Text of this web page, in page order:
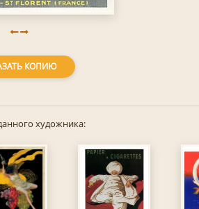
КОПИЮ
художника: